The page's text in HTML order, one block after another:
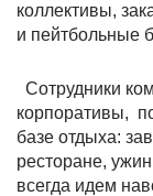
коллективы,
и пейтбольные
Сотрудники
корпоративы,
базе отдыха:
ресторане,
всегда идем